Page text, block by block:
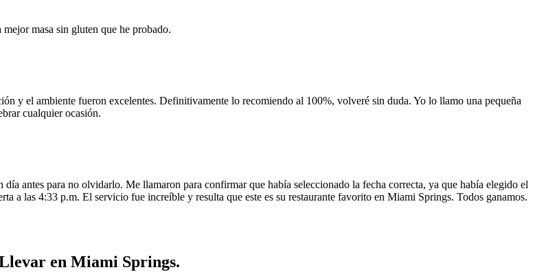
masa sin gluten que he probado.
y el ambiente fueron excelentes. Definitivamente lo recomiendo al 100%, volveré sin duda. Yo lo llamo una pequeña
cualquier ocasión.
antes para no olvidarlo. Me llamaron para confirmar que había seleccionado la fecha correcta, ya que había elegido el
a las 4:33 p.m. El servicio fue increíble y resulta que este es su restaurante favorito en Miami Springs. Todos ganamos.
en Miami Springs.